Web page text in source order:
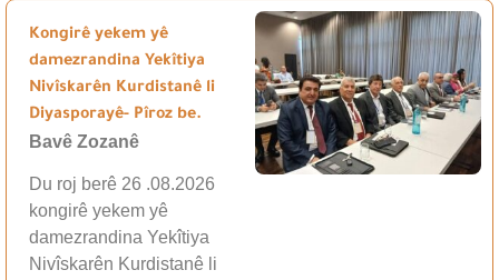
Kongirê yekem yê
damezrandina Yekîtiya
Nivîskarên Kurdistanê li
Diyasporayê- Pîroz be.
Bavê Zozanê
Du roj berê 26 .08.2026
kongirê yekem yê
damezrandina Yekîtiya
Nivîskarên Kurdistanê li